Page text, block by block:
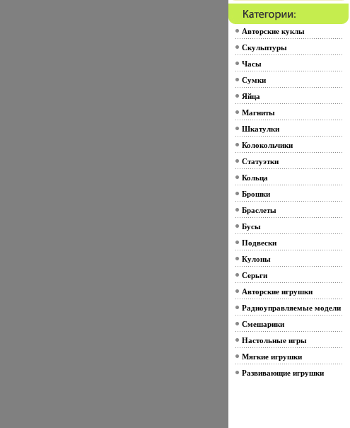
Авторские куклы
Скульптуры
Часы
Сумки
Яйца
Магниты
Шкатулки
Колокольчики
Статуэтки
Кольца
Брошки
Браслеты
Бусы
Подвески
Кулоны
Серьги
Авторские игрушки
Радиоуправляемые модели
Смешарики
Настольные игры
Мягкие игрушки
Развивающие игрушки